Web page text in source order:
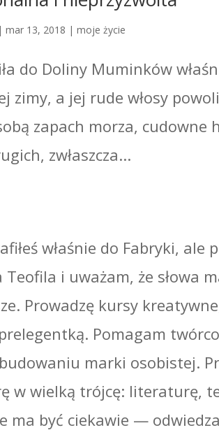
|mar 13, 2018 |moje życie
do Doliny Muminków
zimy, a jej rude włosy
zapach morza,
zwłaszcza...
właśnie do Fabryki,
Teofila i uważam, że słowa
Prowadzę kursy
Pomagam
marki osobistej.
w wielką trójcę: literaturę,
ma być ciekawie —